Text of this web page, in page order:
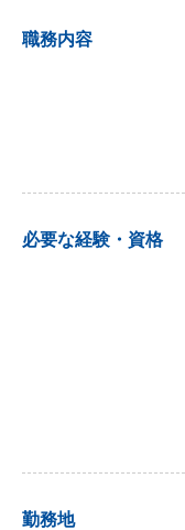
職務内容
必要な経験・資格
勤務地